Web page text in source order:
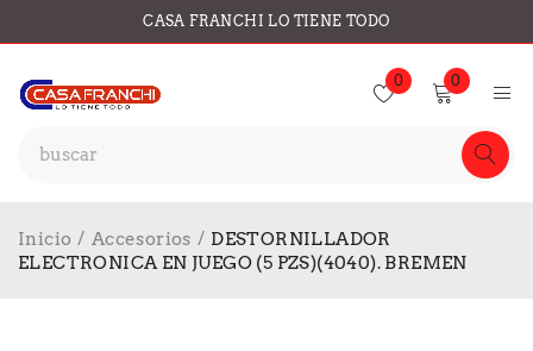
CASA FRANCHI LO TIENE TODO
0 0
Inicio / Accesorios / DESTORNILLADOR
ELECTRONICA EN JUEGO (5 PZS)(4040). BREMEN